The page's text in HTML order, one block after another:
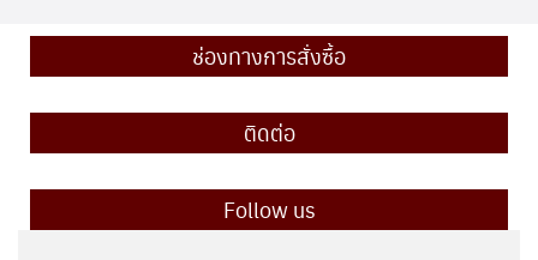
ช่องทางการสั่งซื้อ
ติดต่อ
Follow us